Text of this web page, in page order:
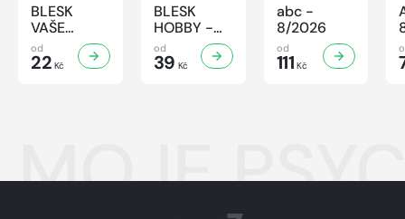
BLESK
VAŠE
RECEPTY -
8/2026
od
22 Kč
BLESK
HOBBY -
8/2026
od
39 Kč
abc -
8/2026
od
111 Kč
MOJE